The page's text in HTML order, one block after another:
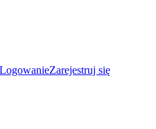
LogowanieZarejestruj się